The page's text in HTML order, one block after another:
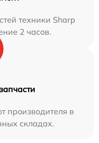
техники Sharp
2 часов.
производителя в
складах.